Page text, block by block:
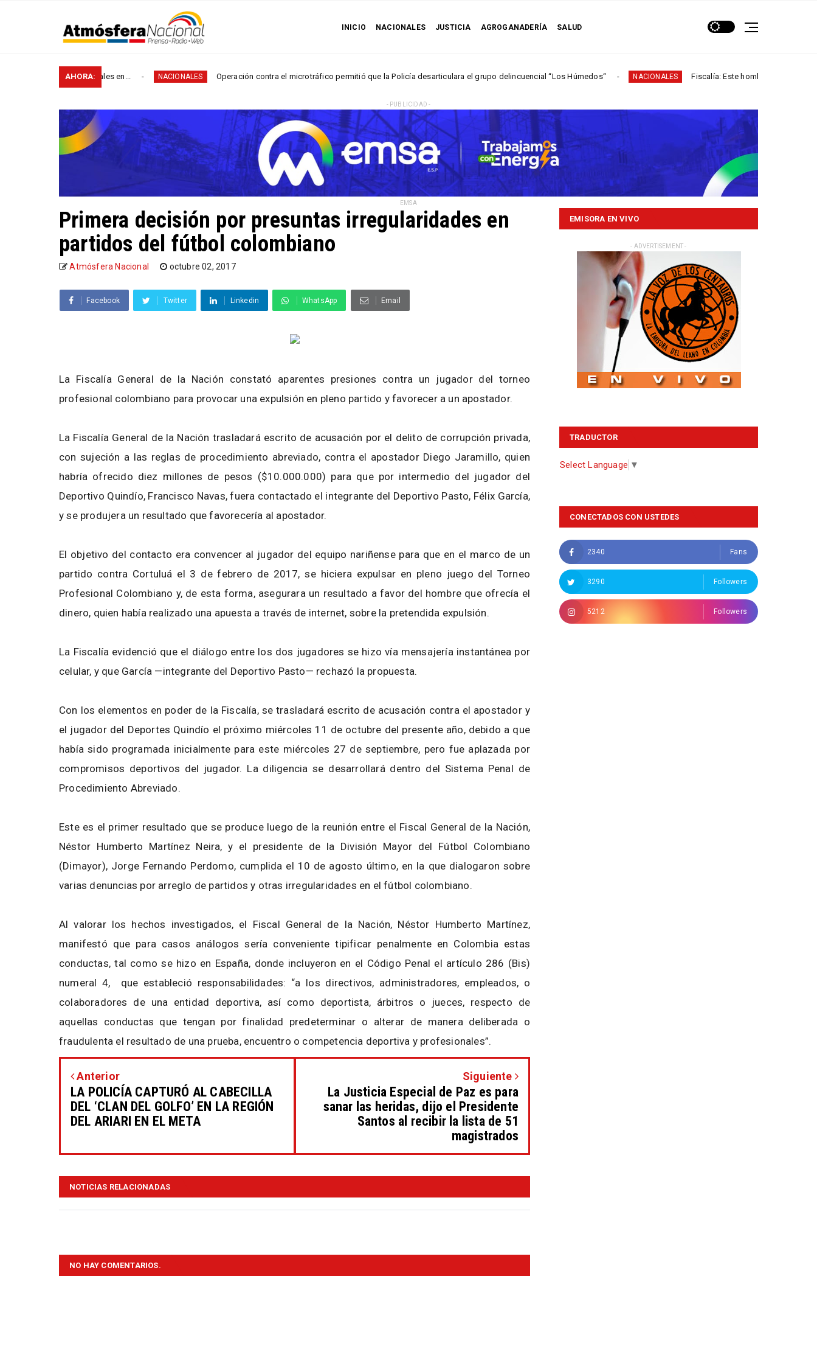
INICIO NACIONALES JUSTICIA AGROGANADERÍA SALUD
AHORA:
de vías rurales en... NACIONALES Operación contra el microtráfico permitió que la Policía desarticulara el grupo delincuencial “Los Húmedos“ NACIONALES Fiscalía: Este hombre participó en más de 60
- PUBLICIDAD -
EMSA
Primera decisión por presuntas irregularidades en
partidos del fútbol colombiano
Atmósfera Nacional octubre 02, 2017
Facebook Twitter Linkedin WhatsApp Email
La Fiscalía General de la Nación constató aparentes presiones contra un jugador del torneo
profesional colombiano para provocar una expulsión en pleno partido y favorecer a un apostador.
La Fiscalía General de la Nación trasladará escrito de acusación por el delito de corrupción privada,
con sujeción a las reglas de procedimiento abreviado, contra el apostador Diego Jaramillo, quien
habría ofrecido diez millones de pesos ($10.000.000) para que por intermedio del jugador del
Deportivo Quindío, Francisco Navas, fuera contactado el integrante del Deportivo Pasto, Félix García,
y se produjera un resultado que favorecería al apostador.
El objetivo del contacto era convencer al jugador del equipo nariñense para que en el marco de un
partido contra Cortuluá el 3 de febrero de 2017, se hiciera expulsar en pleno juego del Torneo
Profesional Colombiano y, de esta forma, asegurara un resultado a favor del hombre que ofrecía el
dinero, quien había realizado una apuesta a través de internet, sobre la pretendida expulsión.
La Fiscalía evidenció que el diálogo entre los dos jugadores se hizo vía mensajería instantánea por
celular, y que García —integrante del Deportivo Pasto— rechazó la propuesta.
Con los elementos en poder de la Fiscalía, se trasladará escrito de acusación contra el apostador y
el jugador del Deportes Quindío el próximo miércoles 11 de octubre del presente año, debido a que
había sido programada inicialmente para este miércoles 27 de septiembre, pero fue aplazada por
compromisos deportivos del jugador. La diligencia se desarrollará dentro del Sistema Penal de
Procedimiento Abreviado.
Este es el primer resultado que se produce luego de la reunión entre el Fiscal General de la Nación,
Néstor Humberto Martínez Neira, y el presidente de la División Mayor del Fútbol Colombiano
(Dimayor), Jorge Fernando Perdomo, cumplida el 10 de agosto último, en la que dialogaron sobre
varias denuncias por arreglo de partidos y otras irregularidades en el fútbol colombiano.
Al valorar los hechos investigados, el Fiscal General de la Nación, Néstor Humberto Martínez,
manifestó que para casos análogos sería conveniente tipificar penalmente en Colombia estas
conductas, tal como se hizo en España, donde incluyeron en el Código Penal el artículo 286 (Bis)
numeral 4, que estableció responsabilidades: “a los directivos, administradores, empleados, o
colaboradores de una entidad deportiva, así como deportista, árbitros o jueces, respecto de
aquellas conductas que tengan por finalidad predeterminar o alterar de manera deliberada o
fraudulenta el resultado de una prueba, encuentro o competencia deportiva y profesionales”.
Anterior
LA POLICÍA CAPTURÓ AL CABECILLA
DEL ‘CLAN DEL GOLFO’ EN LA REGIÓN
DEL ARIARI EN EL META
Siguiente
La Justicia Especial de Paz es para
sanar las heridas, dijo el Presidente
Santos al recibir la lista de 51
magistrados
NOTICIAS RELACIONADAS
NO HAY COMENTARIOS.
EMISORA EN VIVO
- ADVERTISEMENT -
TRADUCTOR
Select Language ▼
CONECTADOS CON USTEDES
2340 Fans
3290 Followers
5212 Followers